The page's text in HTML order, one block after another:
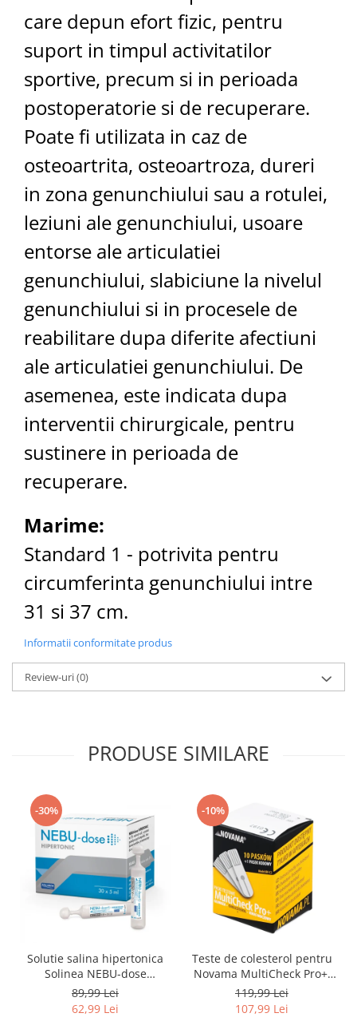
care depun efort fizic, pentru
suport in timpul activitatilor
sportive, precum si in perioada
postoperatorie si de recuperare.
Poate fi utilizata in caz de
osteoartrita, osteoartroza, dureri
in zona genunchiului sau a rotulei,
leziuni ale genunchiului, usoare
entorse ale articulatiei
genunchiului, slabiciune la nivelul
genunchiului si in procesele de
reabilitare dupa diferite afectiuni
ale articulatiei genunchiului. De
asemenea, este indicata dupa
interventii chirurgicale, pentru
sustinere in perioada de
recuperare.
Marime:
Standard 1 - potrivita pentru
circumferinta genunchiului intre
31 si 37 cm.
Informatii conformitate produs
Review-uri(0)
PRODUSE SIMILARE
-30%
Solutie salina hipertonica
Solinea NEBU-dose
concentratie 3%, 30
monodoze x 5 ml
89,99 Lei
62,99 Lei
-10%
Teste de colesterol pentru
Novama MultiCheck Pro+,
BK-C2, 10 teste/ cutie
119,99 Lei
107,99 Lei